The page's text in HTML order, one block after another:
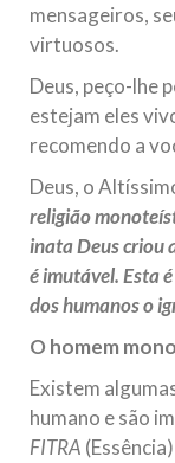
3 DE JULHO DE
Centro
ministro das
Na noite da
Brasil recebeu em
Relações
Kharrazi, que
mensageiros,
virtuosos.
Deus, peço-lhe
estejam eles
recomendo a
Deus, o
religião
inata Deus criou
é imutável. Esta
dos humanos o
O homem
Existem
humano e são
FITRA